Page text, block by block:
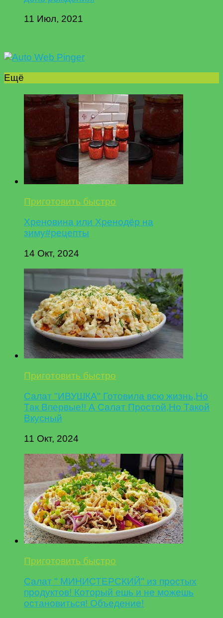
11 Июл, 2021
Ещё
Приготовить быстро
Хреновина или Хренодёр на
зиму#рецепты
14 Окт, 2024
Приготовить быстро
Салат "ИВУШКА" Готовила всю жизнь,Но
Так Впервые!! А Салат Простой,Но Такой
Вкусный
11 Окт, 2024
Приготовить быстро
Салат " МИНИСТЕРСКИЙ" из простых
продуктов! Который ешь и не можешь
остановиться! Объедение!